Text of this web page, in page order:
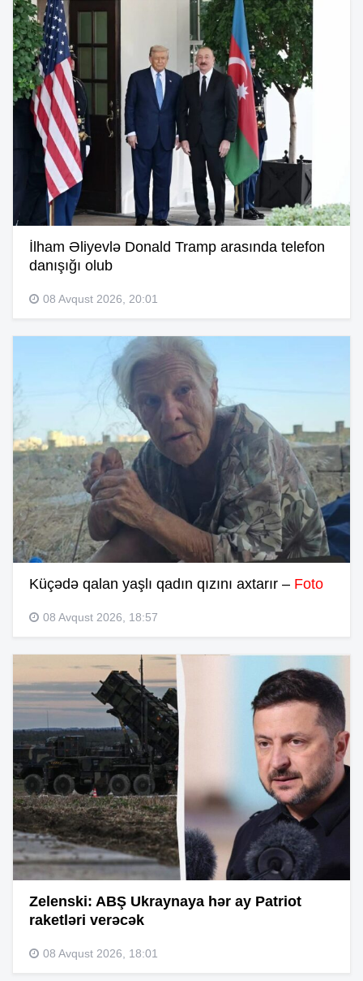
İlham Əliyevlə Donald Tramp arasında telefon
danışığı olub
08 Avqust 2026, 20:01
Küçədə qalan yaşlı qadın qızını axtarır – Foto
08 Avqust 2026, 18:57
Zelenski: ABŞ Ukraynaya hər ay Patriot
raketləri verəcək
08 Avqust 2026, 18:01